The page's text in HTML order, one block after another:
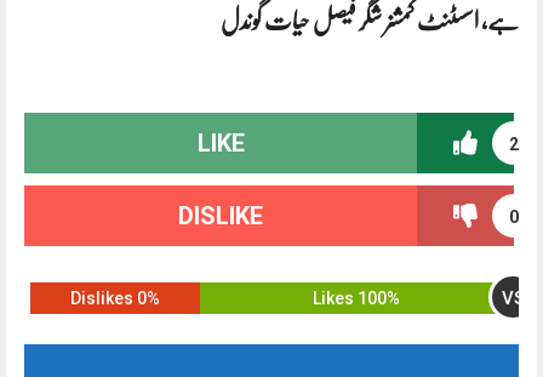
ہے، اسسٹنٹ کمشنر شگر فیصل حیات گوندل
2
LIKE
0
DISLIKE
100% Likes VS
0% Dislikes